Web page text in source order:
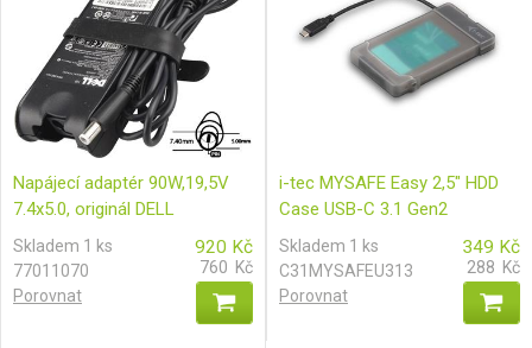
Napájecí adaptér 90W,19,5V
7.4x5.0, originál DELL
Skladem 1 ks
77011070
Porovnat
920 Kč
760 Kč
i-tec MYSAFE Easy 2,5" HDD
Case USB-C 3.1 Gen2
Skladem 1 ks
C31MYSAFEU313
Porovnat
349 Kč
288 Kč